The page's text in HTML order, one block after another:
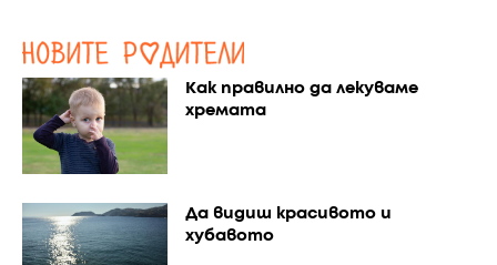
Как правилно да лекуваме
хремата
Да видиш красивото и
хубавото